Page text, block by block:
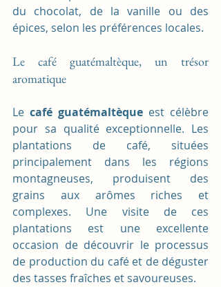
du chocolat, de la vanille ou des
épices, selon les préférences locales.
Le café guatémaltèque, un trésor
aromatique
Le café guatémaltèque est célèbre
pour sa qualité exceptionnelle. Les
plantations de café, situées
principalement dans les régions
montagneuses, produisent des
grains aux arômes riches et
complexes. Une visite de ces
plantations est une excellente
occasion de découvrir le processus
de production du café et de déguster
des tasses fraîches et savoureuses.